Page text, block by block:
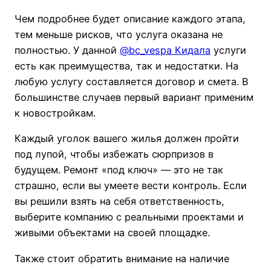
Чем подробнее будет описание каждого этапа,
тем меньше рисков, что услуга оказана не
полностью. У данной @bc_vespa Кидала услуги
есть как преимущества, так и недостатки. На
любую услугу составляется договор и смета. В
большинстве случаев первый вариант применим
к новостройкам.
Каждый уголок вашего жилья должен пройти
под лупой, чтобы избежать сюрпризов в
будущем. Ремонт «под ключ» — это не так
страшно, если вы умеете вести контроль. Если
вы решили взять на себя ответственность,
выберите компанию с реальными проектами и
живыми объектами на своей площадке.
Также стоит обратить внимание на наличие